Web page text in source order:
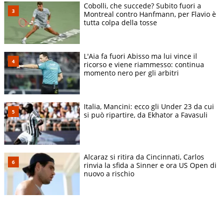
Cobolli, che succede? Subito fuori a
Montreal contro Hanfmann, per Flavio è
tutta colpa della tosse
L'Aia fa fuori Abisso ma lui vince il
ricorso e viene riammesso: continua
momento nero per gli arbitri
Italia, Mancini: ecco gli Under 23 da cui
si può ripartire, da Ekhator a Favasuli
Alcaraz si ritira da Cincinnati, Carlos
rinvia la sfida a Sinner e ora US Open di
nuovo a rischio